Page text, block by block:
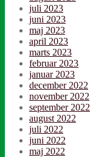
juli 2023
juni 2023
maj 2023
april 2023
marts 2023
februar 2023
januar 2023
december 2022
november 2022
september 2022
august 2022
juli 2022
juni 2022
maj 2022